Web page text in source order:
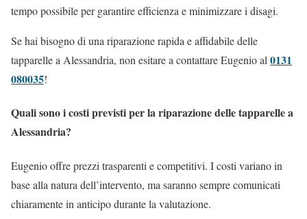
tempo possibile per garantire efficienza e minimizzare i disagi.
Se hai bisogno di una riparazione rapida e affidabile delle
tapparelle a Alessandria, non esitare a contattare Eugenio al0131
080035!
Quali sono i costi previsti per la riparazione delle tapparelle a
Alessandria?
Eugenio offre prezzi trasparenti e competitivi. I costi variano in
base alla natura dell’intervento, ma saranno sempre comunicati
chiaramente in anticipo durante la valutazione.